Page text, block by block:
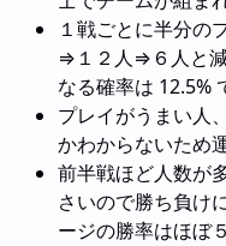
１戦ごとに半分の
⇒１２人⇒６人と
なる確率は 12.5%
プレイがうまい人
かわからないため
前半戦ほど人数が
さいので勝ち負け
ージの勝率はほぼ